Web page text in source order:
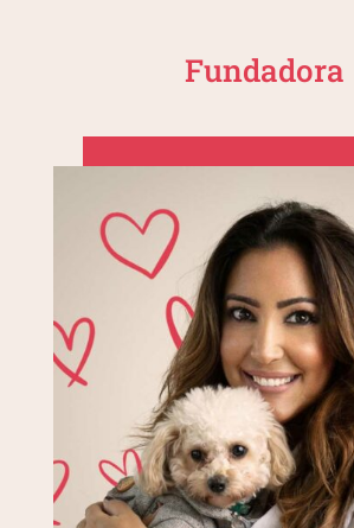
Fundadora